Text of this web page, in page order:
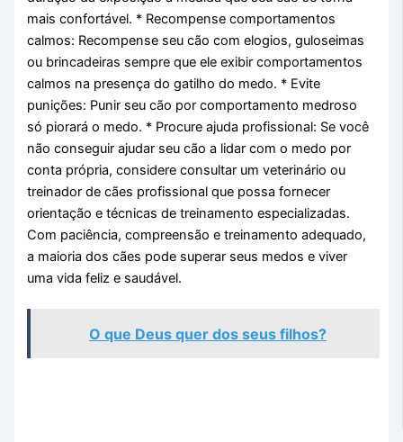
mais confortável. * Recompense comportamentos
calmos: Recompense seu cão com elogios, guloseimas
ou brincadeiras sempre que ele exibir comportamentos
calmos na presença do gatilho do medo. * Evite
punições: Punir seu cão por comportamento medroso
só piorará o medo. * Procure ajuda profissional: Se você
não conseguir ajudar seu cão a lidar com o medo por
conta própria, considere consultar um veterinário ou
treinador de cães profissional que possa fornecer
orientação e técnicas de treinamento especializadas.
Com paciência, compreensão e treinamento adequado,
a maioria dos cães pode superar seus medos e viver
uma vida feliz e saudável.
O que Deus quer dos seus filhos?